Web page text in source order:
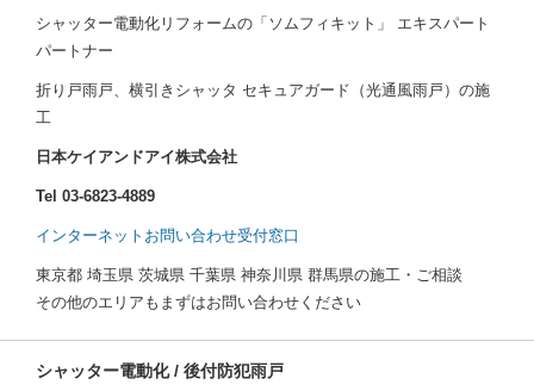
シャッター電動化リフォームの「ソムフィキット」 エキスパート
パートナー
折り戸雨戸、横引きシャッタ セキュアガード（光通風雨戸）の施
工
日本ケイアンドアイ株式会社
Tel 03-6823-4889
インターネットお問い合わせ受付窓口
東京都 埼玉県 茨城県 千葉県 神奈川県 群馬県の施工・ご相談
その他のエリアもまずはお問い合わせください
シャッター電動化 / 後付防犯雨戸